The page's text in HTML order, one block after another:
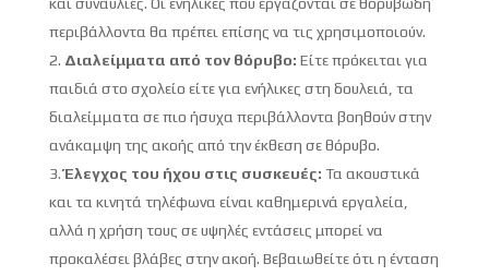
περιβάλλοντα θα πρέπει επίσης να τις χρησιμοποιούν.
Διαλείμματα από τον θόρυβο: Είτε πρόκειται για
παιδιά στο σχολείο είτε για ενήλικες στη δουλειά, τα
διαλείμματα σε πιο ήσυχα περιβάλλοντα βοηθούν στην
ανάκαμψη της ακοής από την έκθεση σε θόρυβο.
Έλεγχος του ήχου στις συσκευές: Τα ακουστικά
και τα κινητά τηλέφωνα είναι καθημερινά εργαλεία,
αλλά η χρήση τους σε υψηλές εντάσεις μπορεί να
προκαλέσει βλάβες στην ακοή. Βεβαιωθείτε ότι η ένταση